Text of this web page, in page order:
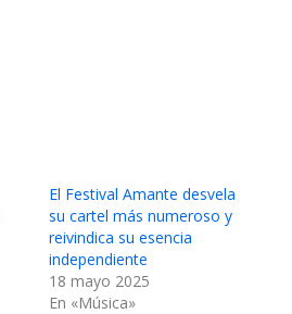
El Festival Amante desvela
su cartel más numeroso y
reivindica su esencia
independiente
18 mayo 2025
En «Música»